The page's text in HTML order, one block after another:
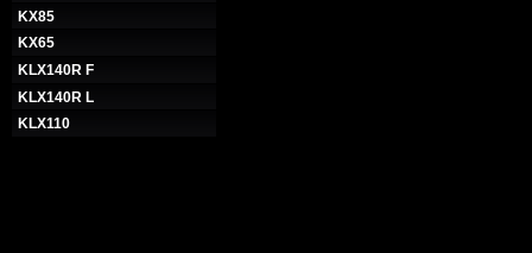
KX85
KX65
KLX140R F
KLX140R L
KLX110